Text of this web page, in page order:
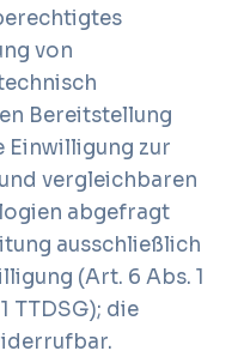
von
Bereitstellung
Einwilligung zur
vergleichbaren
abgefragt
ausschließlich
(Art. 6 Abs. 1
TTDSG); die